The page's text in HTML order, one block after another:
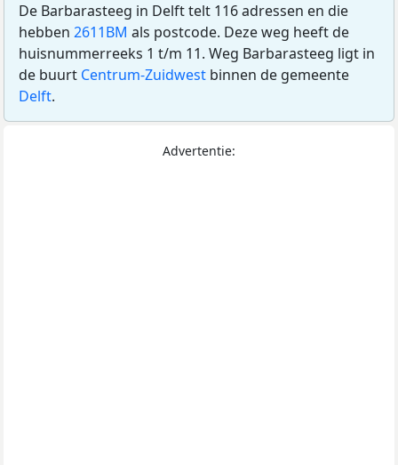
De Barbarasteeg in Delft telt 116 adressen en die
hebben 2611BM als postcode. Deze weg heeft de
huisnummerreeks 1 t/m 11. Weg Barbarasteeg ligt in
de buurt Centrum-Zuidwest binnen de gemeente
Delft.
Advertentie: